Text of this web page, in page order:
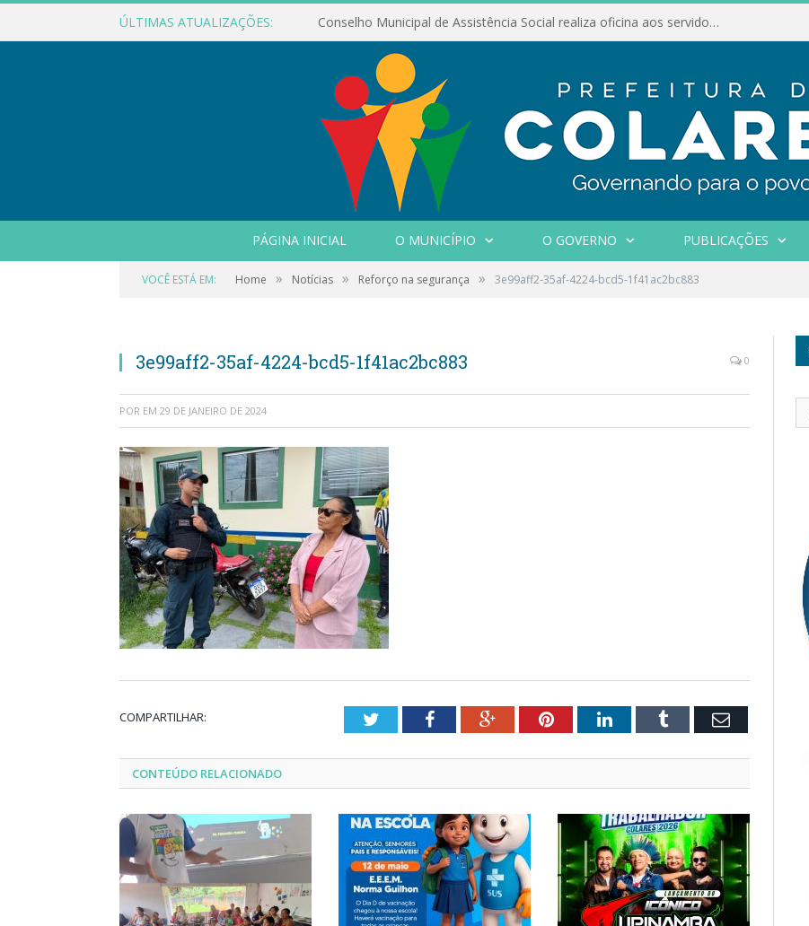
ÚLTIMAS ATUALIZAÇÕES: Conselho Municipal de Assistência Social realiza oficina aos servidores
PÁGINA INICIAL O MUNICÍPIO O GOVERNO PUBLICAÇÕES
VOCÊ ESTÁ EM: Home » Notícias » Reforço na segurança » 3e99aff2-35af-4224-bcd5-1f41ac2bc883
3e99aff2-35af-4224-bcd5-1f41ac2bc883 0
POR EM 29 DE JANEIRO DE 2024
COMPARTILHAR: TwitterFacebookGoogle+PinterestLinkedInTumblr Email
CONTEÚDO RELACIONADO